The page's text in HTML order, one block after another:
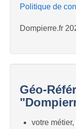
Politique de
Dompierre.fr
Géo-
votre